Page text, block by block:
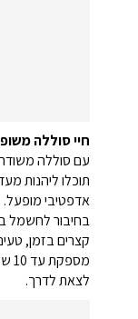
חיי סוללה
בחיבור לחשמל
לצאת לדרך.